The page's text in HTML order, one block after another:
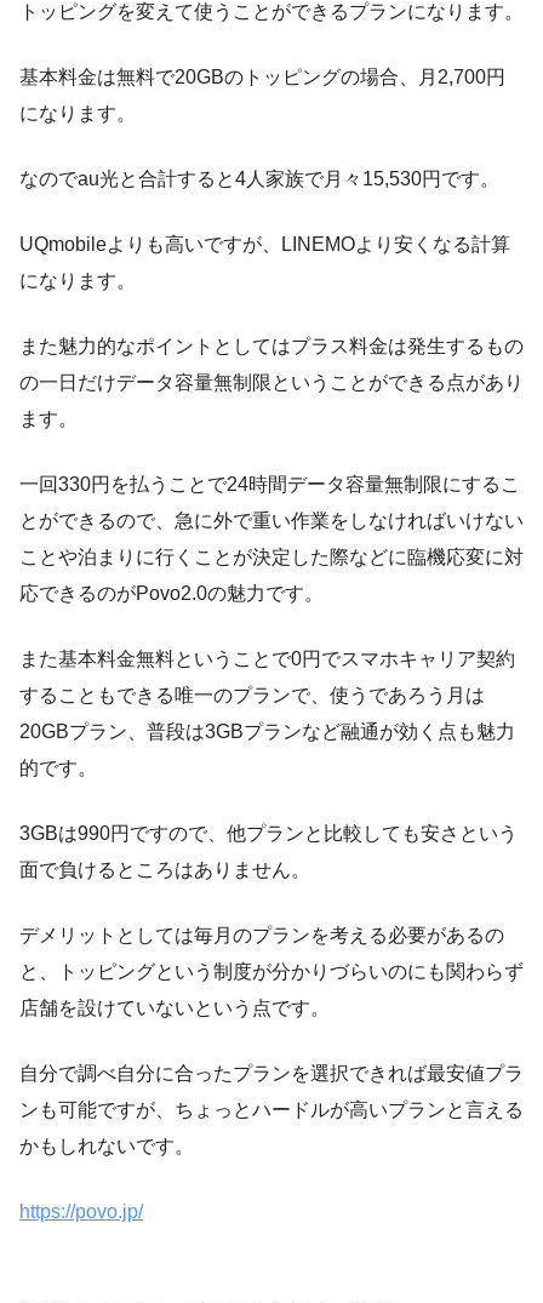
トッピングを変えて使うことができるプランになります。
基本料金は無料で20GBのトッピングの場合、月2,700円
になります。
なのでau光と合計すると4人家族で月々15,530円です。
UQmobileよりも高いですが、LINEMOより安くなる計算
になります。
また魅力的なポイントとしてはプラス料金は発生するもの
の一日だけデータ容量無制限ということができる点があり
ます。
一回330円を払うことで24時間データ容量無制限にするこ
とができるので、急に外で重い作業をしなければいけない
ことや泊まりに行くことが決定した際などに臨機応変に対
応できるのがPovo2.0の魅力です。
また基本料金無料ということで0円でスマホキャリア契約
することもできる唯一のプランで、使うであろう月は
20GBプラン、普段は3GBプランなど融通が効く点も魅力
的です。
3GBは990円ですので、他プランと比較しても安さという
面で負けるところはありません。
デメリットとしては毎月のプランを考える必要があるの
と、トッピングという制度が分かりづらいのにも関わらず
店舗を設けていないという点です。
自分で調べ自分に合ったプランを選択できれば最安値プラ
ンも可能ですが、ちょっとハードルが高いプランと言える
かもしれないです。
https://povo.jp/